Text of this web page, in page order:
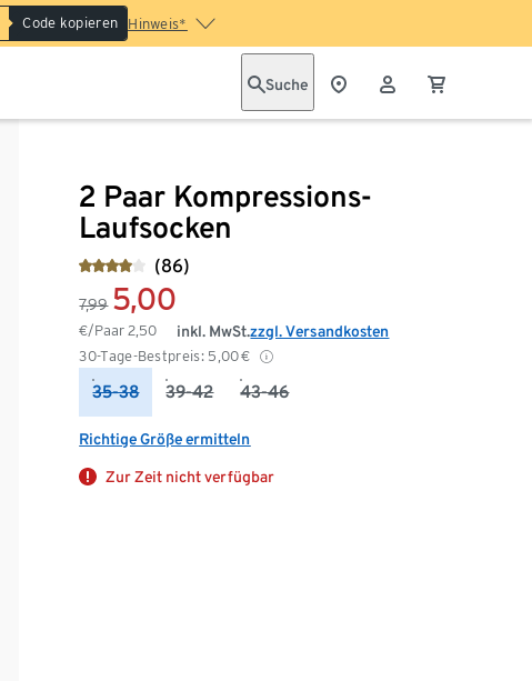
Code kopieren Hinweis*
Suche
2 Paar Kompressions-
Laufsocken
(86)
7,99 5,00
€/Paar2,50
30-Tage-Bestpreis: 5,00€
inkl. MwSt.zzgl. Versandkosten
35-38 39-42 43-46
Richtige Größe ermitteln
Zur Zeit nicht verfügbar